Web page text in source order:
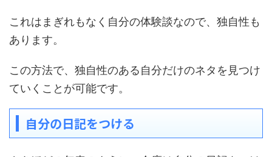
これはまぎれもなく自分の体験談なので、独自性も
あります。
この方法で、独自性のある自分だけのネタを見つけ
ていくことが可能です。
自分の日記をつける